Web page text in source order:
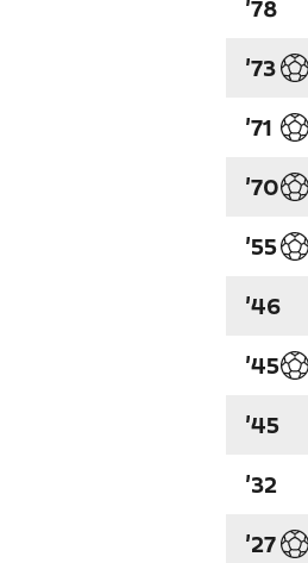
'78
'73
'71
'70
'55
'46
'45
'45
'32
'27